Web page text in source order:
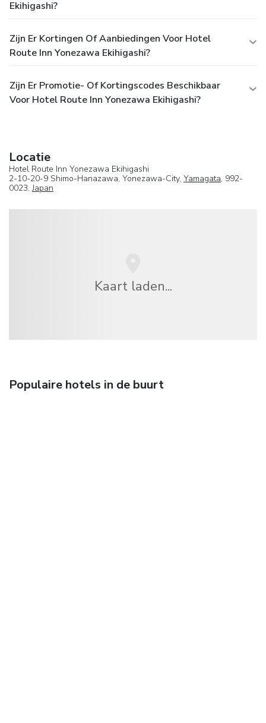
Ekihigashi?
Zijn Er Kortingen Of Aanbiedingen Voor Hotel
Route Inn Yonezawa Ekihigashi?
Zijn Er Promotie- Of Kortingscodes Beschikbaar
Voor Hotel Route Inn Yonezawa Ekihigashi?
Locatie
Hotel Route Inn Yonezawa Ekihigashi
2-10-20-9 Shimo-Hanazawa, Yonezawa-City, Yamagata, 992-
0023,Japan
Kaart laden...
Populaire hotels in de buurt